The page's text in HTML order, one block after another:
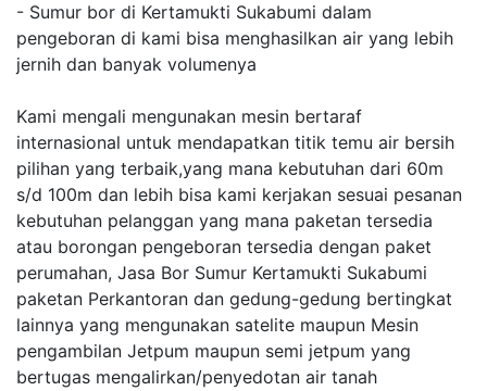
- Sumur bor di Kertamukti Sukabumi dalam
pengeboran di kami bisa menghasilkan air yang lebih
jernih dan banyak volumenya
Kami mengali mengunakan mesin bertaraf
internasional untuk mendapatkan titik temu air bersih
pilihan yang terbaik,yang mana kebutuhan dari 60m
s/d 100m dan lebih bisa kami kerjakan sesuai pesanan
kebutuhan pelanggan yang mana paketan tersedia
atau borongan pengeboran tersedia dengan paket
perumahan, Jasa Bor Sumur Kertamukti Sukabumi
paketan Perkantoran dan gedung-gedung bertingkat
lainnya yang mengunakan satelite maupun Mesin
pengambilan Jetpum maupun semi jetpum yang
bertugas mengalirkan/penyedotan air tanah